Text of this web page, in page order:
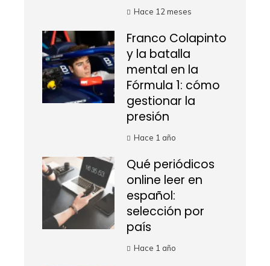
Hace 12 meses
Franco Colapinto
y la batalla
mental en la
Fórmula 1: cómo
gestionar la
presión
Hace 1 año
Qué periódicos
online leer en
español:
selección por
país
Hace 1 año